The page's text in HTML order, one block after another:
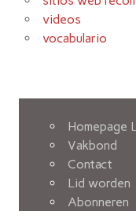
videos
vocabulario
Homepage
Vakbond
Contact
Lid worden
Abonneren